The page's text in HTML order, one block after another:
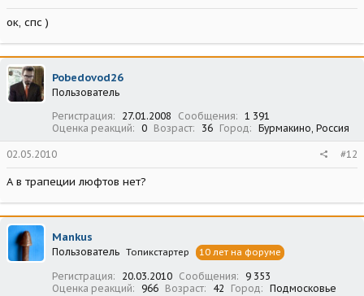
ок, спс )
Pobedovod26
Пользователь
Регистрация
27.01.2008 Сообщения
1 391
Оценка реакций
0 Возраст 36 Город Бурмакино, Россия
02.05.2010 #12
А в трапеции люфтов нет?
Mankus
Пользователь Топикстартер 10 лет на форуме
Регистрация 20.03.2010 Сообщения
9 353
Оценка реакций
966 Возраст 42 Город Подмосковье